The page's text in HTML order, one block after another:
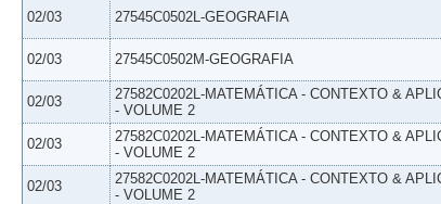
02/03 27545C0502L-GEOGRAFIA
02/03 27545C0502M-GEOGRAFIA
02/03
27582C0202L-MATEMÁTICA - CONTEXTO &
- VOLUME 2
02/03
27582C0202L-MATEMÁTICA - CONTEXTO &
- VOLUME 2
02/03
27582C0202L-MATEMÁTICA - CONTEXTO &
- VOLUME 2